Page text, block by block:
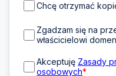
Chcę otrzymać
Zgadzam się na
właścicielowi
Akceptuję Zasady
osobowych*